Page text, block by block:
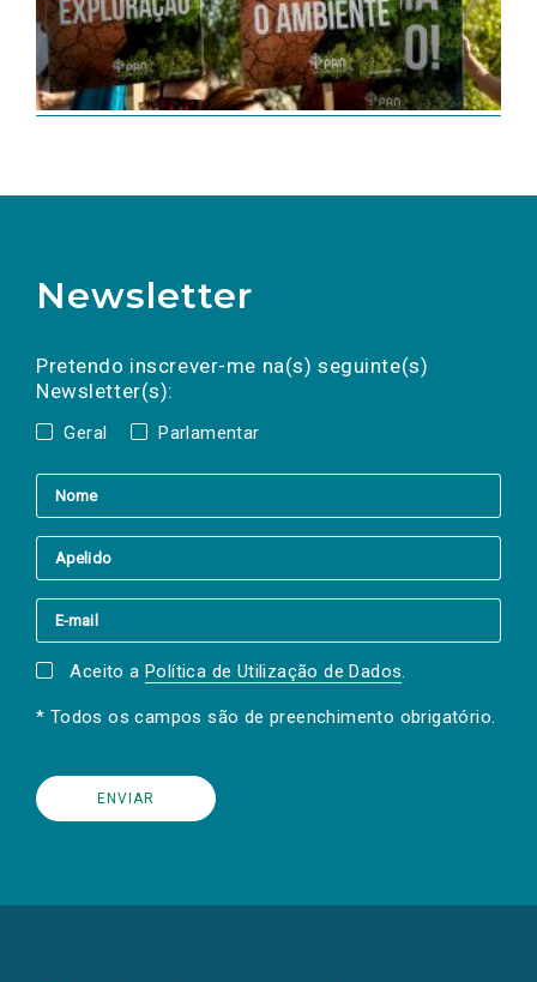
Newsletter
Pretendo inscrever-me na(s) seguinte(s)
Newsletter(s):
Geral Parlamentar
a(s) newsletter(s).
mail
Aceito a Política de Utilização de Dados.
* Todos os campos são de preenchimento obrigatório.